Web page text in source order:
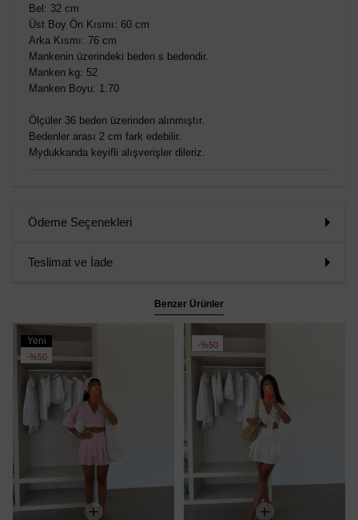
Bel: 32 cm
Üst Boy Ön Kısmı: 60 cm
Arka Kısmı: 76 cm
Mankenin üzerindeki beden s bedendir.
Manken kg: 52
Manken Boyu: 1.70
Ölçüler 36 beden üzerinden alınmıştır.
Bedenler arası 2 cm fark edebilir.
Mydukkanda keyifli alışverişler dileriz.
Ödeme Seçenekleri
Teslimat ve İade
Benzer Ürünler
Yeni
Ürün
%50
%50